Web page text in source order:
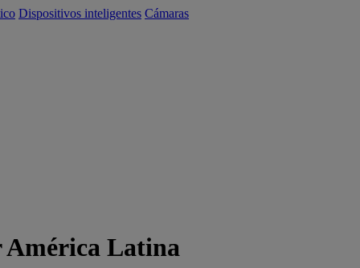
Dispositivos inteligentes Cámaras
América Latina